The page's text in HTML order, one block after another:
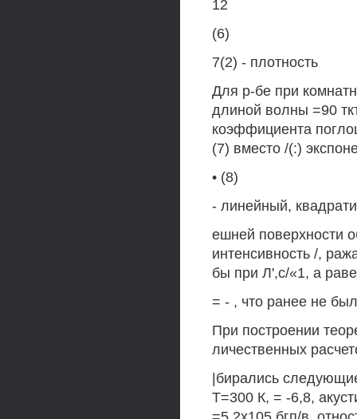
12
(6)
7(2) - плотность
Для р-бе при
длиной волны =90
коэффициента
(7) вместо /(:)
• (8)
- линейный,
ешней поверхности
интенсивность /,
бы при Л',с/«1, а
= - , что ранее не
При построении
личественных
|бирались
Т=300 К, = -6,8,